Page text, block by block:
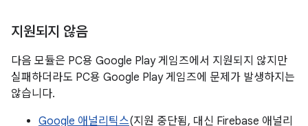
지원되지 않음
다음 모듈은 PC용 Google Play 게임즈에서 지원되지 않지만
실패하더라도 PC용 Google Play 게임즈에 문제가 발생하지는
않습니다.
Google 애널리틱스(지원 중단됨, 대신 Firebase 애널리